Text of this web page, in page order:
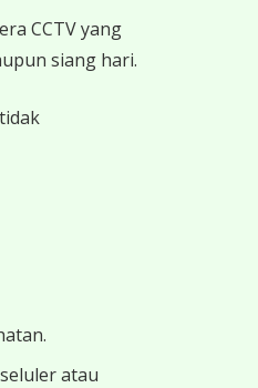
CCTV yang
siang hari.
atau